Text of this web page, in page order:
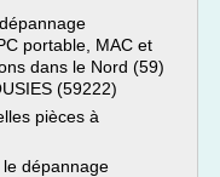
portable, MAC et
dans le Nord (59)
(59222)
pièces à
dépannage